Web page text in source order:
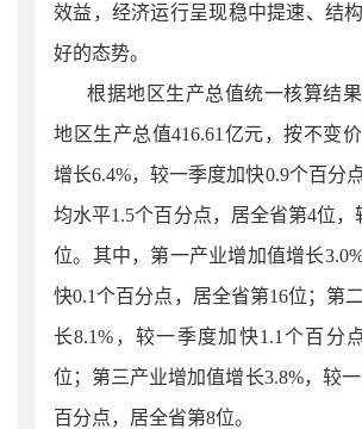
效益，经济运行呈现稳中提速、结
好的态势。
根据地区生产总值统一核算结
地区生产总值416.61亿元，按不变
增长6.4%，较一季度加快0.9个百分
均水平1.5个百分点，居全省第4位，
位。其中，第一产业增加值增长
快0.1个百分点，居全省第16位；第
长8.1%，较一季度加快1.1个百分
位；第三产业增加值增长3.8%，较
百分点，居全省第8位。